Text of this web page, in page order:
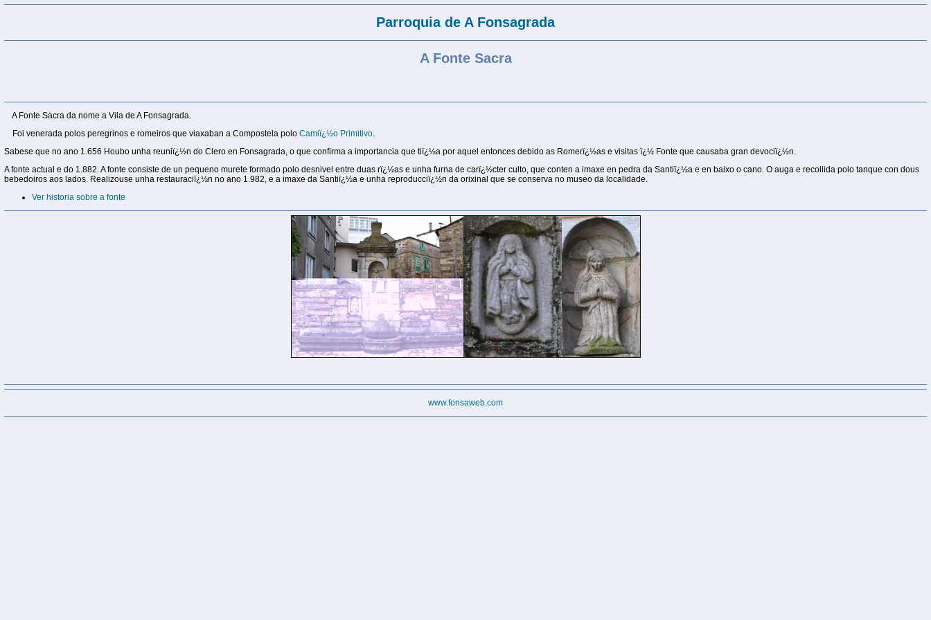
Parroquia de A Fonsagrada
A Fonte Sacra
A Fonte Sacra da nome a Vila de A Fonsagrada.
Foi venerada polos peregrinos e romeiros que viaxaban a Compostela polo Camiï¿½o Primitivo.
Sabese que no ano 1.656 Houbo unha reuniï¿½n do Clero en Fonsagrada, o que confirma a importancia que tiï¿½a por aquel entonces debido as Romerï¿½as e visitas ï¿½ Fonte que causaba gran devociï¿½n.
A fonte actual e do 1.882. A fonte consiste de un pequeno murete formado polo desnivel entre duas rï¿½as e unha furna de carï¿½cter culto, que conten a imaxe en pedra da Santiï¿½a e en baixo o cano. O auga e recollida polo tanque con dous
bebedoiros aos lados. Realizouse unha restauraciï¿½n no ano 1.982, e a imaxe da Santiï¿½a e unha reproducciï¿½n da orixinal que se conserva no museo da localidade.
Ver historia sobre a fonte
www.fonsaweb.com